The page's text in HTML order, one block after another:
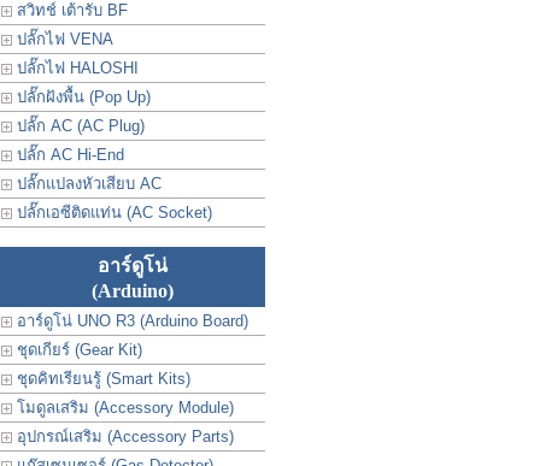
สวิทช์ เต้ารับ BF
ปลั๊กไฟ VENA
ปลั๊กไฟ HALOSHI
ปลั๊กฝังพื้น (Pop Up)
ปลั๊ก AC (AC Plug)
ปลั๊ก AC Hi-End
ปลั๊กแปลงหัวเสียบ AC
ปลั๊กเอซีติดแท่น (AC Socket)
อาร์ดูโน่
(Arduino)
อาร์ดูโน่ UNO R3 (Arduino Board)
ชุดเกียร์ (Gear Kit)
ชุดคิทเรียนรู้ (Smart Kits)
โมดูลเสริม (Accessory Module)
อุปกรณ์เสริม (Accessory Parts)